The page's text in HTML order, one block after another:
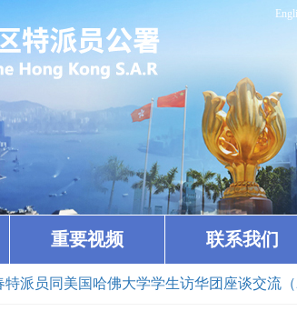
重要视频 联系我们
派员同美国哈佛大学学生访华团座谈交流（